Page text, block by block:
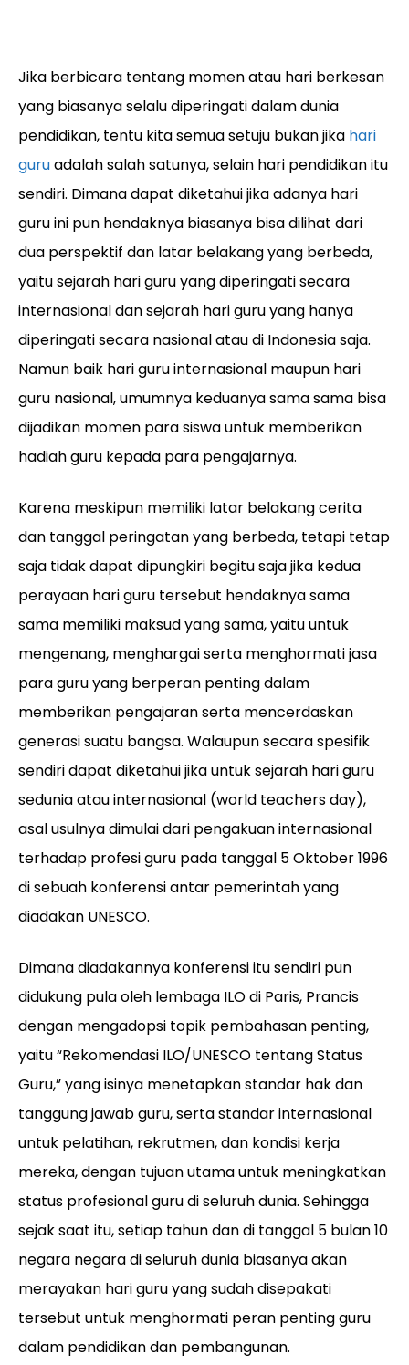
Jika berbicara tentang momen atau hari berkesan
yang biasanya selalu diperingati dalam dunia
pendidikan, tentu kita semua setuju bukan jika hari
guruadalah salah satunya, selain hari pendidikan itu
sendiri. Dimana dapat diketahui jika adanya hari
guru ini pun hendaknya biasanya bisa dilihat dari
dua perspektif dan latar belakang yang berbeda,
yaitu sejarah hari guru yang diperingati secara
internasional dan sejarah hari guru yang hanya
diperingati secara nasional atau di Indonesia saja.
Namun baik hari guru internasional maupun hari
guru nasional, umumnya keduanya sama sama bisa
dijadikan momen para siswa untuk memberikan
hadiah guru kepada para pengajarnya.
Karena meskipun memiliki latar belakang cerita
dan tanggal peringatan yang berbeda, tetapi tetap
saja tidak dapat dipungkiri begitu saja jika kedua
perayaan hari guru tersebut hendaknya sama
sama memiliki maksud yang sama, yaitu untuk
mengenang, menghargai serta menghormati jasa
para guru yang berperan penting dalam
memberikan pengajaran serta mencerdaskan
generasi suatu bangsa. Walaupun secara spesifik
sendiri dapat diketahui jika untuk sejarah hari guru
sedunia atau internasional (world teachers day),
asal usulnya dimulai dari pengakuan internasional
terhadap profesi guru pada tanggal 5 Oktober 1996
di sebuah konferensi antar pemerintah yang
diadakan UNESCO.
Dimana diadakannya konferensi itu sendiri pun
didukung pula oleh lembaga ILO di Paris, Prancis
dengan mengadopsi topik pembahasan penting,
yaitu “Rekomendasi ILO/UNESCO tentang Status
Guru,” yang isinya menetapkan standar hak dan
tanggung jawab guru, serta standar internasional
untuk pelatihan, rekrutmen, dan kondisi kerja
mereka, dengan tujuan utama untuk meningkatkan
status profesional guru di seluruh dunia. Sehingga
sejak saat itu, setiap tahun dan di tanggal 5 bulan 10
negara negara di seluruh dunia biasanya akan
merayakan hari guru yang sudah disepakati
tersebut untuk menghormati peran penting guru
dalam pendidikan dan pembangunan.